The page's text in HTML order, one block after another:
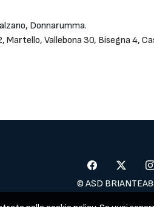
Donnarumma.
Martello, Vallebona 30, Bisegna 4,
© ASD